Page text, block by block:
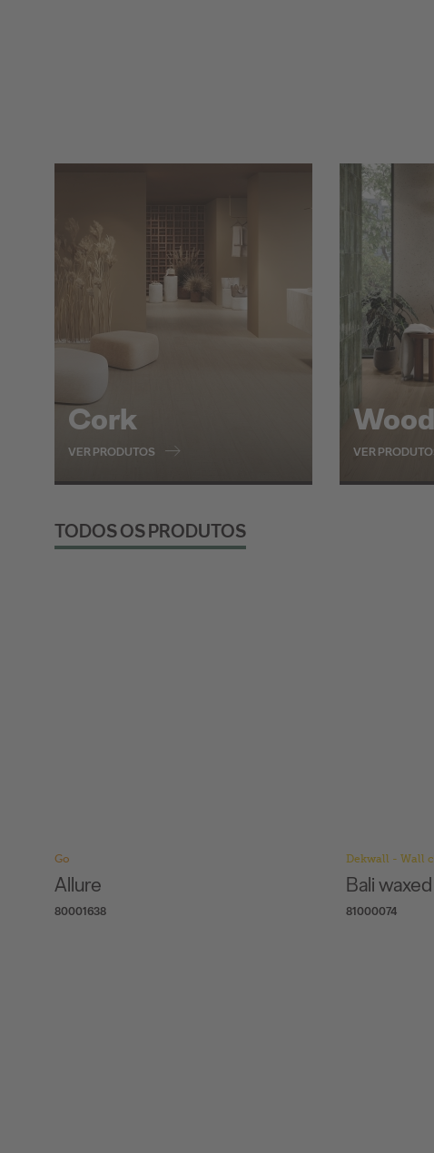
Cork
VER PRODUTOS
Wood
VER
TODOS OS PRODUTOS
Go
Allure
80001638
Dekwall - Wall
Bali waxed
81000074